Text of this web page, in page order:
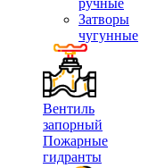
ручные
Затворы
чугунные
Вентиль
запорный
Пожарные
гидранты